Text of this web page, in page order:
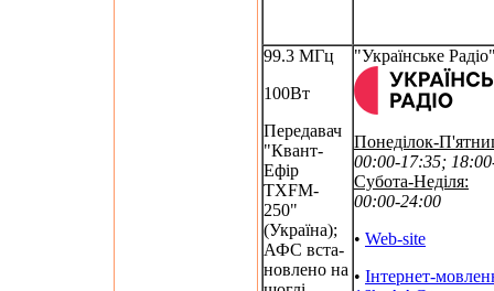
99.3 МГц
100Вт
Передавач
"Квант-
Ефір
TXFM-
250"
(Україна);
АФС вста-
новлено на
"Українське
Понеділок-
00:00-17:35;
Субота-Неділя:
00:00-24:00
• Web-site
• Інтернет-